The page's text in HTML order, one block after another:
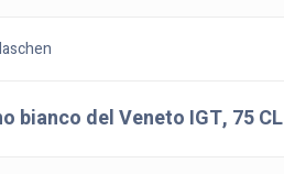
bianco del Veneto IGT, 75 CL